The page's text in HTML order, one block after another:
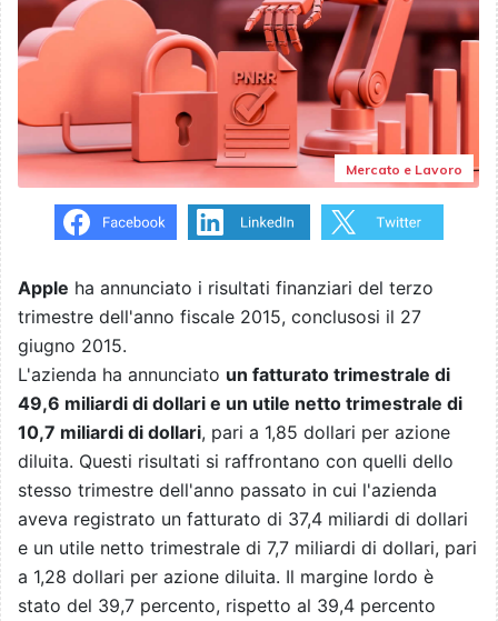
Mercato e Lavoro
Apple ha annunciato i risultati finanziari del terzo
trimestre dell'anno fiscale 2015, conclusosi il 27
giugno 2015.
L'azienda ha annunciato un fatturato trimestrale di
49,6 miliardi di dollari e un utile netto trimestrale di
10,7 miliardi di dollari, pari a 1,85 dollari per azione
diluita. Questi risultati si raffrontano con quelli dello
stesso trimestre dell'anno passato in cui l'azienda
aveva registrato un fatturato di 37,4 miliardi di dollari
e un utile netto trimestrale di 7,7 miliardi di dollari, pari
a 1,28 dollari per azione diluita. Il margine lordo è
stato del 39,7 percento, rispetto al 39,4 percento